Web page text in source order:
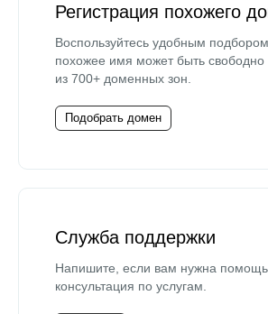
Регистрация похожего
Воспользуйтесь удобным
похожее имя может быть свободно
из 700+ доменных зон.
Подобрать домен
Служба поддержки
Напишите, если вам нужна
консультация по услугам.